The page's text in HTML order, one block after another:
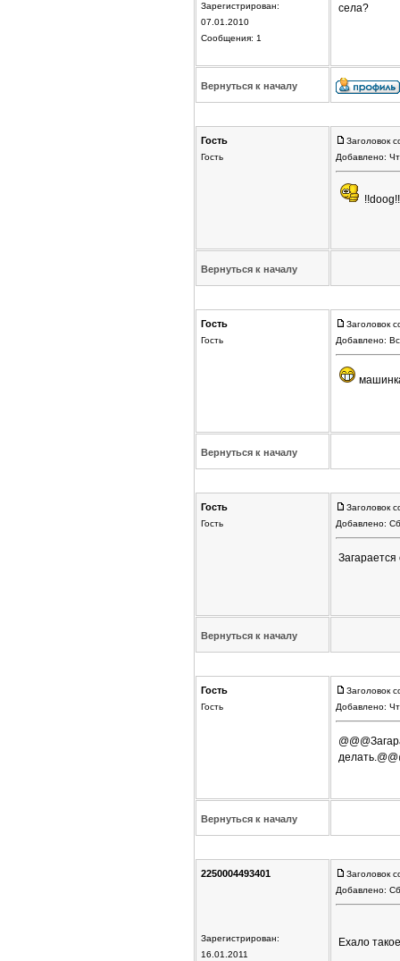
Зарегистрирован:
07.01.2010
Сообщения: 1
села?
Вернуться к началу
Гость
Гость
Заголовок
Добавлено:
!!doog!!
Вернуться к началу
Гость
Гость
Заголовок
Добавлено:
Вернуться к началу
Гость
Гость
Заголовок
Добавлено:
Вернуться к началу
Гость
Гость
Заголовок
Добавлено:
Вернуться к началу
2250004493401
Зарегистрирован:
16.01.2011
Заголовок
Добавлено:
Ехало